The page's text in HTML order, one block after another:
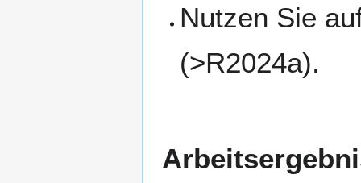
Nutzen Sie
(>R2024a).